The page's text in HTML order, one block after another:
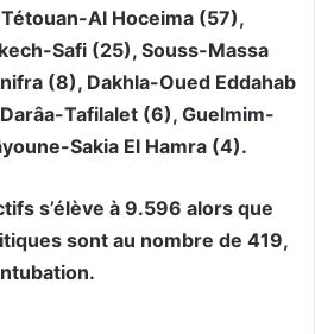
Al Hoceima (57),
Safi (25), Souss-Massa
(8), Dakhla-Oued Eddahab
Tafilalet (6), Guelmim-
Sakia El Hamra (4).
s’élève à 9.596 alors que
sont au nombre de 419,